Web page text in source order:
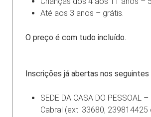
Até aos 3 anos – grátis.
O preço é com tudo incluído.
Inscrições já abertas nos seguintes
SEDE DA CASA DO PESSOAL
Cabral (ext. 33680, 239814425